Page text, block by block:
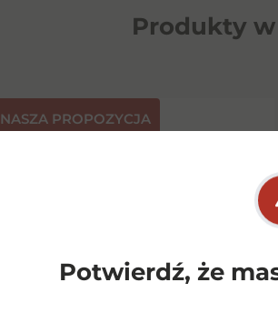
Potwierdź, że
Produkty
NASZA PROPOZYCJA